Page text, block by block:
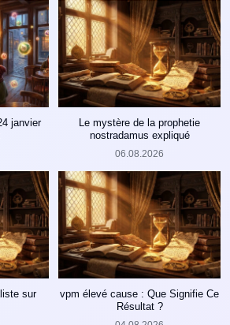
janvier
Le mystère de la prophetie
nostradamus expliqué
06.08.2026
sur
vpm élevé cause : Que Signifie Ce
Résultat ?